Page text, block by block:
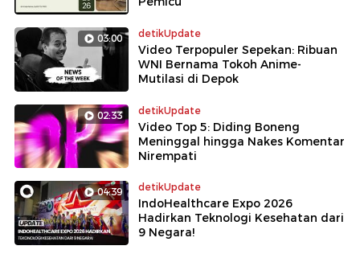
03:00 detikUpdate
Video Terpopuler Sepekan: Ribuan
WNI Bernama Tokoh Anime-
Mutilasi di Depok
02:33 detikUpdate
Video Top 5: Diding Boneng
Meninggal hingga Nakes Komentar
Nirempati
04:39 detikUpdate
IndoHealthcare Expo 2026
Hadirkan Teknologi Kesehatan dari
9 Negara!